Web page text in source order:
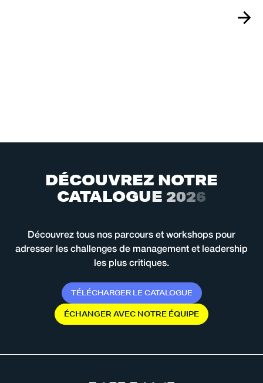
DÉCOUVREZ NOTRE
CATALOGUE 2026
Découvrez tous nos parcours et workshops pour
adresser les challenges de management et leadership
les plus critiques.
TÉLÉCHARGER LE CATALOGUE
ÉCHANGERAVEC NOTRE ÉQUIPE